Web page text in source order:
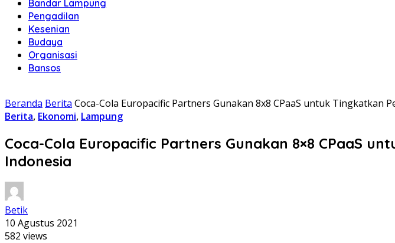
Bandar Lampung
Pengadilan
Kesenian
Budaya
Organisasi
Bansos
Beranda Berita Coca-Cola Europacific Partners Gunakan 8x8 CPaaS untuk Tingkatkan
Berita, Ekonomi, Lampung
Coca-Cola Europacific Partners Gunakan 8×8 CPaaS
Indonesia
Betik
10 Agustus 2021
582 views